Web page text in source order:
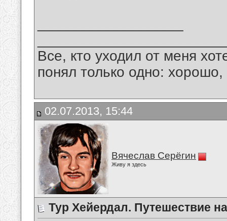
Все, кто уходил от меня
понял только одно:
02.07.2013, 15:44
Вячеслав Серёгин
Живу я здесь
Тур Хейердал. Путешествие